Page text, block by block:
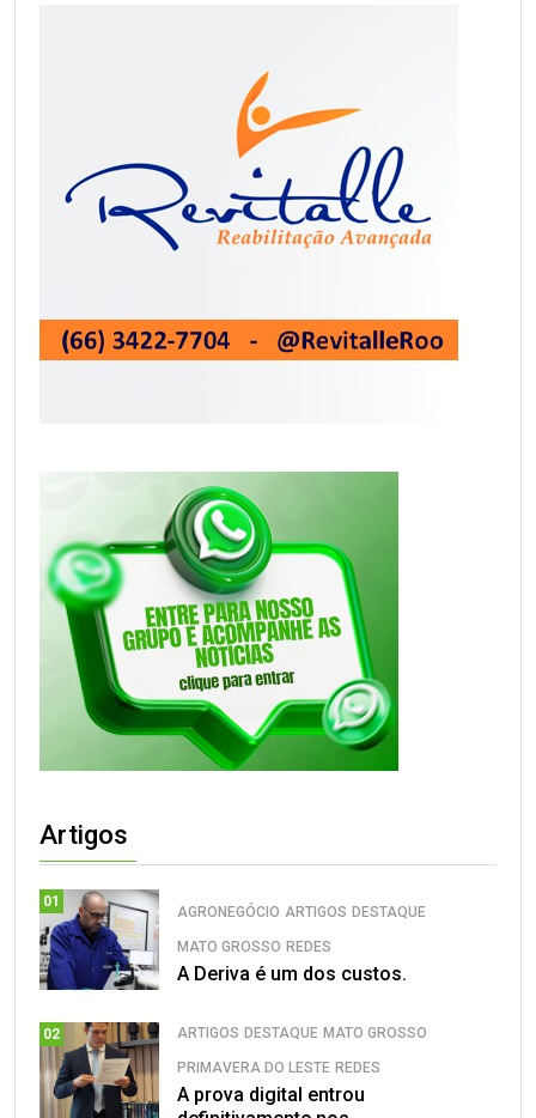
Artigos
01
AGRONEGÓCIO ARTIGOS DESTAQUE
MATO GROSSO REDES
A Deriva é um dos custos.
02 ARTIGOS DESTAQUE MATO GROSSO
PRIMAVERA DO LESTE REDES
A prova digital entrou